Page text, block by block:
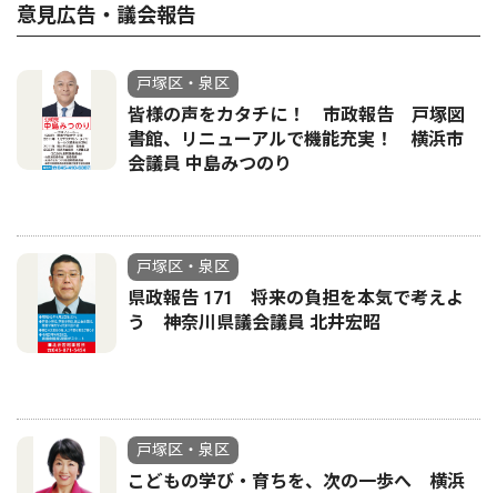
意見広告・議会報告
戸塚区・泉区
皆様の声をカタチに！ 市政報告 戸塚図
書館、リニューアルで機能充実！ 横浜市
会議員 中島みつのり
戸塚区・泉区
県政報告 171 将来の負担を本気で考えよ
う 神奈川県議会議員 北井宏昭
戸塚区・泉区
こどもの学び・育ちを、次の一歩へ 横浜